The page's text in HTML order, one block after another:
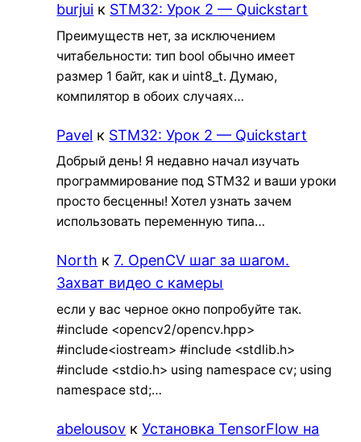
burjui к STM32: Урок 2 — Quickstart
Преимуществ нет, за исключением
читабельности: тип bool обычно имеет
размер 1 байт, как и uint8_t. Думаю,
компилятор в обоих случаях…
Pavel к STM32: Урок 2 — Quickstart
Добрый день! Я недавно начал изучать
программирование под STM32 и ваши уроки
просто бесценны! Хотел узнать зачем
использовать переменную типа…
North к7. OpenCV шаг за шагом.
Захват видео с камеры
если у вас черное окно попробуйте так.
#include <opencv2/opencv.hpp>
#include<iostream> #include <stdlib.h>
#include <stdio.h> using namespace cv; using
namespace std;…
abelousov кУстановка TensorFlow на